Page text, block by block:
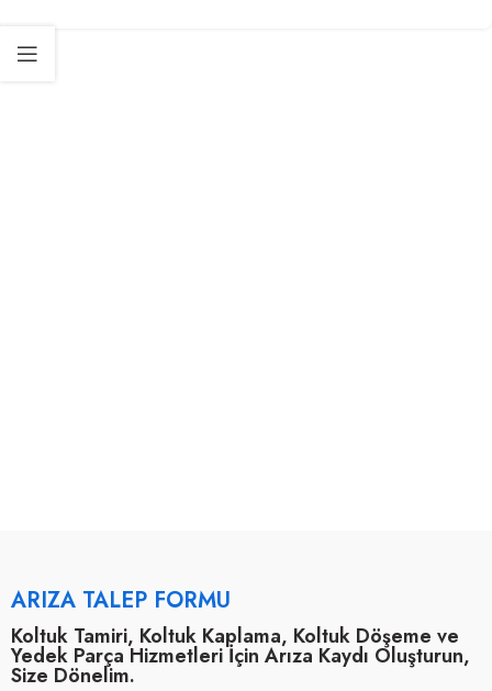
ARIZA TALEP FORMU
Koltuk Tamiri, Koltuk Kaplama, Koltuk Döşeme ve
Yedek Parça Hizmetleri İçin Arıza Kaydı Oluşturun,
Size Dönelim.